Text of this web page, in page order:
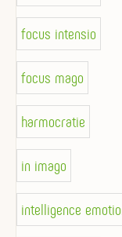
focus intensio
focus mago
harmocratie
in imago
intelligence